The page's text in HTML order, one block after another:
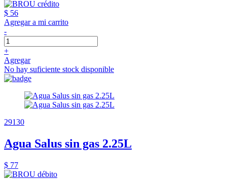
$ 56
Agregar a mi carrito
-
+
Agregar
No hay suficiente stock disponible
29130
Agua Salus sin gas 2.25L
$ 77